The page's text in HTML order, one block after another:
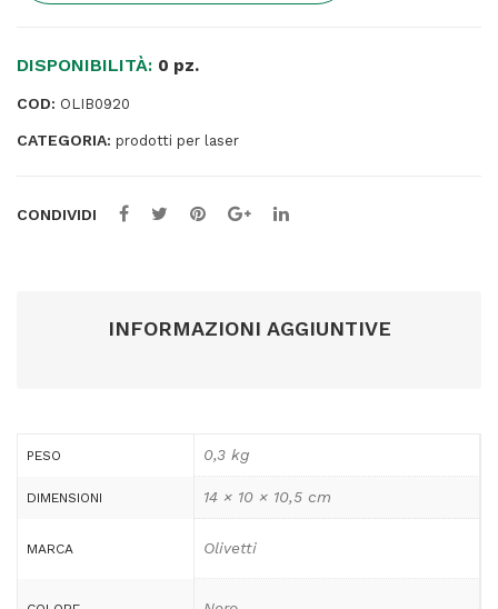
2.500
DISPONIBILITÀ: 0 pz.
COD: OLIB0920
CATEGORIA: prodotti per laser
CONDIVIDI
INFORMAZIONI AGGIUNTIVE
PESO 0,3 kg
DIMENSIONI 14 × 10 × 10,5 cm
MARCA Olivetti